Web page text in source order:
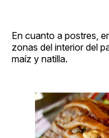
En cuanto a postres,
zonas del interior del
maíz y natilla.